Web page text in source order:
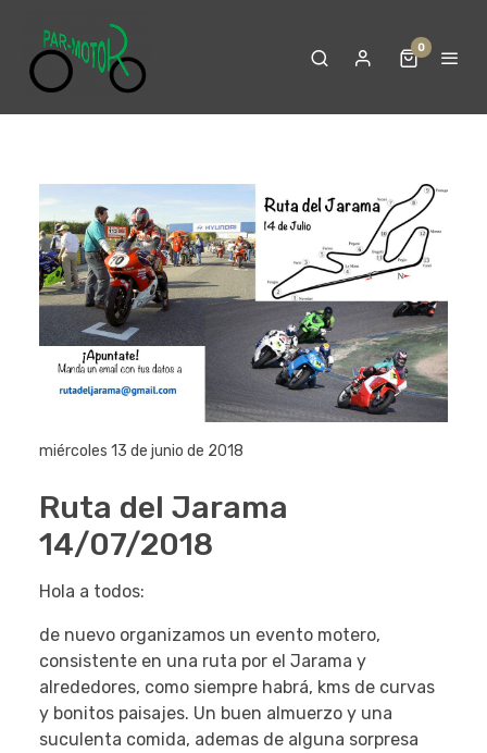
0
miércoles 13 de junio de 2018
Ruta del Jarama
14/07/2018
Hola a todos:
de nuevo organizamos un evento motero,
consistente en una ruta por el Jarama y
alrededores, como siempre habrá, kms de curvas
y bonitos paisajes. Un buen almuerzo y una
suculenta comida, ademas de alguna sorpresa